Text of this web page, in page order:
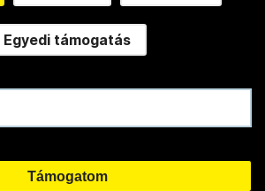
Egyedi támogatás